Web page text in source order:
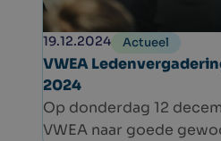
19.12.2024 Actueel
VWEA
2024
Op donderdag 12
VWEA naar goede